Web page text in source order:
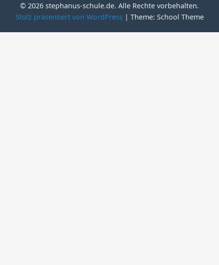
© 2026 stephanus-schule.de. Alle Rechte vorbehalten.
Stolz präsentiert von WordPress | Theme: School Theme